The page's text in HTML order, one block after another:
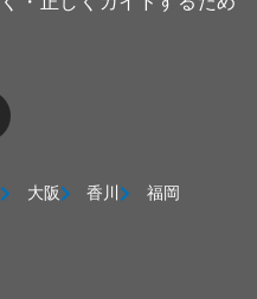
大阪 香川
福岡